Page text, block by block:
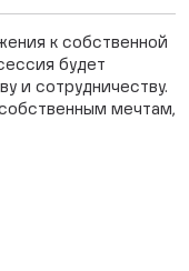
к собственной
будет
и сотрудничеству.
мечтам,